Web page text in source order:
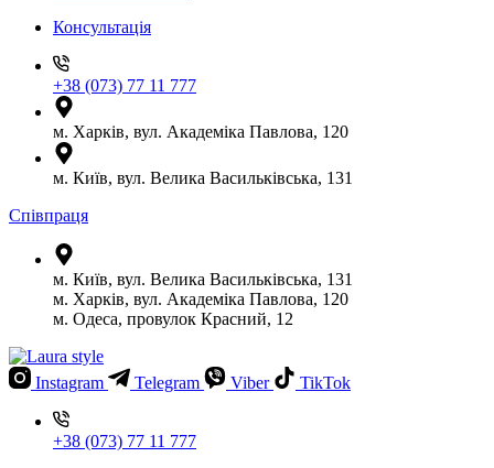
Консультація
+38 (073) 77 11 777
м. Харків, вул. Академіка Павлова, 120
м. Київ, вул. Велика Васильківська, 131
Співпраця
м. Київ, вул. Велика Васильківська, 131
м. Харків, вул. Академіка Павлова, 120
м. Одеса, провулок Красний, 12
Instagram Telegram Viber TikTok
+38 (073) 77 11 777